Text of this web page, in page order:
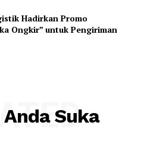
Hadirkan Promo
Ongkir” untuk Pengiriman
Suka